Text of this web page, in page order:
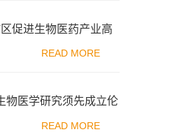
促进生物医药产业高
READ MORE
物医学研究须先成立伦
READ MORE